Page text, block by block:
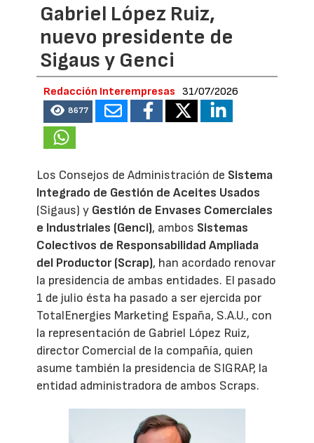
Gabriel López Ruiz,
nuevo presidente de
Sigaus y Genci
Redacción Interempresas 31/07/2026
8677
Los Consejos de Administración de Sistema
Integrado de Gestión de Aceites Usados
(Sigaus) y Gestión de Envases Comerciales
e Industriales (Genci), ambos Sistemas
Colectivos de Responsabilidad Ampliada
del Productor (Scrap), han acordado renovar
la presidencia de ambas entidades. El pasado
1 de julio ésta ha pasado a ser ejercida por
TotalEnergies Marketing España, S.A.U., con
la representación de Gabriel López Ruiz,
director Comercial de la compañía, quien
asume también la presidencia de SIGRAP, la
entidad administradora de ambos Scraps.